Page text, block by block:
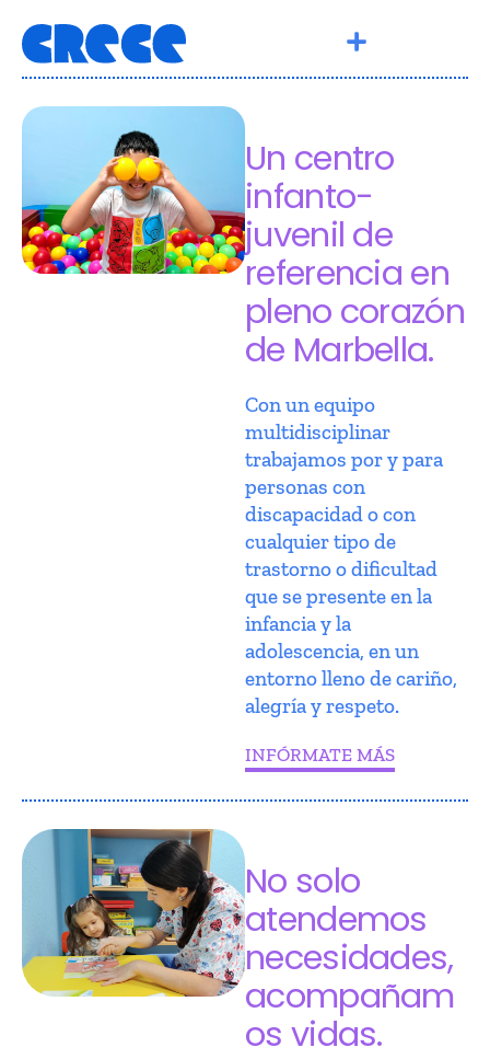
Un centro
infanto-
juvenil de
referencia en
pleno corazón
de Marbella.
Con un equipo
multidisciplinar
trabajamos por y para
personas con
discapacidad o con
cualquier tipo de
trastorno o dificultad
que se presente en la
infancia y la
adolescencia, en un
entorno lleno de cariño,
alegría y respeto.
INFÓRMATE MÁS
No solo
atendemos
necesidades,
acompañam
os vidas.